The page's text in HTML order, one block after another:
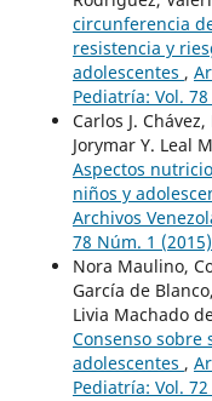
circunferencia
resistencia y
adolescentes ,
Pediatría: Vol.
Carlos J.
Jorymar Y. Leal
Aspectos
niños y
Archivos
78 Núm. 1
Nora Maulino,
García de
Livia Machado
Consenso
adolescentes ,
Pediatría: Vol.